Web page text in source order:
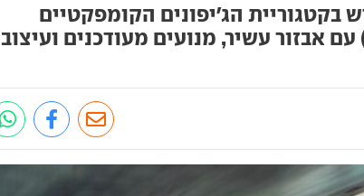
בקטגוריית הג'יפונים הקומפקטיים
אבזור עשיר, מנועים מעודכנים ועיצוב